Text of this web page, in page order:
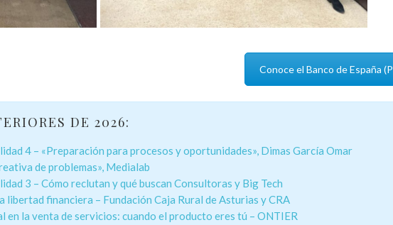
Conoce el Banco de España
DE 2026:
4 – «Preparación para procesos y oportunidades», Dimas García Omar
de problemas», Medialab
3 – Cómo reclutan y qué buscan Consultoras y Big Tech
libertad financiera – Fundación Caja Rural de Asturias y CRA
en la venta de servicios: cuando el producto eres tú – ONTIER